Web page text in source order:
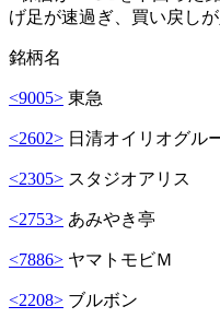
げ足が速過ぎ、買い戻し
銘柄名 株価
<9005> 東急
<2602> 日清オイリオ
<2305> スタジオ
<2753> あみや
<7886> ヤマト
<2208> ブルボ